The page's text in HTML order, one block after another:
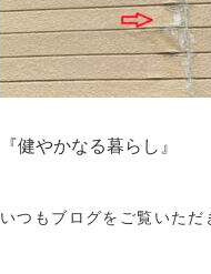
『健やかなる暮らし』
いつもブログをご覧いただ